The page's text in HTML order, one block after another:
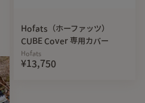
Hofats（ホーファッツ）
CUBE Cover 専用カバー
Hofats
¥13,750